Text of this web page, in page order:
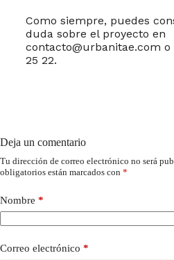
Como siempre, puedes
duda sobre el proyecto en
contacto@urbanitae.com o
25 22.
Deja un comentario
Tu dirección de correo electrónico no será
obligatorios están marcados con *
Nombre *
Correo electrónico *